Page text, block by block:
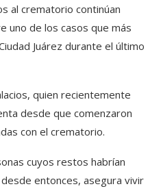
al crematorio continúan
uno de los casos que más
Juárez durante el último
quien recientemente
desde que comenzaron
con el crematorio.
cuyos restos habrían
entonces, asegura vivir